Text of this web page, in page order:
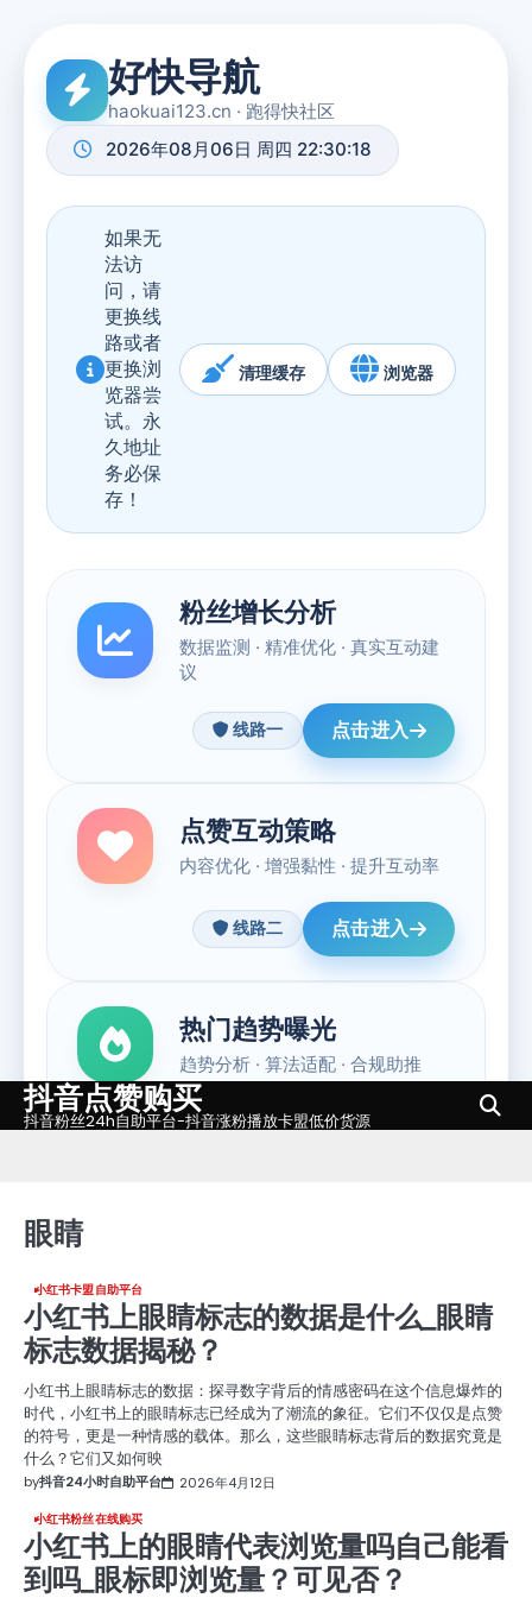
Skip抖音点赞购买
抖音粉丝24h自助平台-抖音涨粉播放卡盟低价货源
眼睛
小红书卡盟自助平台
小红书上眼睛标志的数据是什么_眼睛
标志数据揭秘？
小红书上眼睛标志的数据：探寻数字背后的情感密码在这个信息爆炸的
时代，小红书上的眼睛标志已经成为了潮流的象征。它们不仅仅是点赞
的符号，更是一种情感的载体。那么，这些眼睛标志背后的数据究竟是
什么？它们又如何映
by抖音24小时自助平台 2026年4月12日
小红书粉丝在线购买
小红书上的眼睛代表浏览量吗自己能看
到吗_眼标即浏览量？可见否？